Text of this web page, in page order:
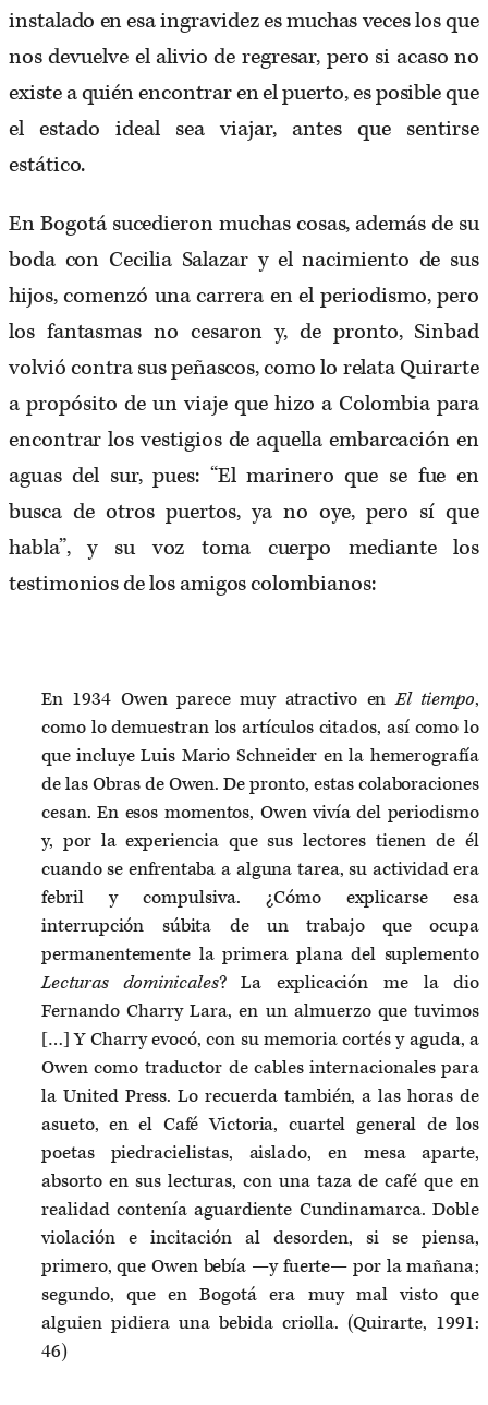
instalado en esa ingravidez es muchas veces los que
nos devuelve el alivio de regresar, pero si acaso no
existe a quién encontrar en el puerto, es posible que
el estado ideal sea viajar, antes que sentirse
estático.
En Bogotá sucedieron muchas cosas, además de su
boda con Cecilia Salazar y el nacimiento de sus
hijos, comenzó una carrera en el periodismo, pero
los fantasmas no cesaron y, de pronto, Sinbad
volvió contra sus peñascos, como lo relata Quirarte
a propósito de un viaje que hizo a Colombia para
encontrar los vestigios de aquella embarcación en
aguas del sur, pues: “El marinero que se fue en
busca de otros puertos, ya no oye, pero sí que
habla”, y su voz toma cuerpo mediante los
testimonios de los amigos colombianos:
En 1934 Owen parece muy atractivo enEl tiempo,
como lo demuestran los artículos citados, así como lo
que incluye Luis Mario Schneider en la hemerografía
de las Obras de Owen. De pronto, estas colaboraciones
cesan. En esos momentos, Owen vivía del periodismo
y, por la experiencia que sus lectores tienen de él
cuando se enfrentaba a alguna tarea, su actividad era
febril y compulsiva. ¿Cómo explicarse esa
interrupción súbita de un trabajo que ocupa
permanentemente la primera plana del suplemento
Lecturas dominicales? La explicación me la dio
Fernando Charry Lara, en un almuerzo que tuvimos
[…] Y Charry evocó, con su memoria cortés y aguda, a
Owen como traductor de cables internacionales para
la United Press. Lo recuerda también, a las horas de
asueto, en el Café Victoria, cuartel general de los
poetas piedracielistas, aislado, en mesa aparte,
absorto en sus lecturas, con una taza de café que en
realidad contenía aguardiente Cundinamarca. Doble
violación e incitación al desorden, si se piensa,
primero, que Owen bebía —y fuerte— por la mañana;
segundo, que en Bogotá era muy mal visto que
alguien pidiera una bebida criolla. (Quirarte, 1991:
46)